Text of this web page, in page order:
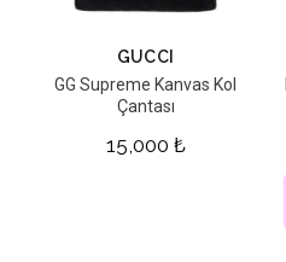
GUCCI
GG Supreme Kanvas Kol
Çantası
15,000 ₺